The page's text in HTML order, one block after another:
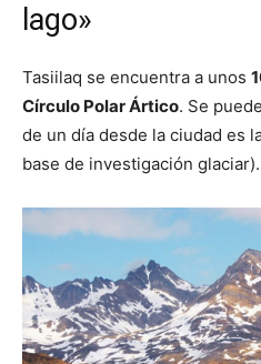
lago»
Tasiilaq se encuentra a unos
Círculo Polar Ártico. Se
de un día desde la ciudad es
base de investigación glaciar).